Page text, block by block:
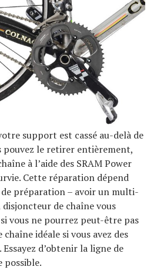
support est cassé au-delà de
le retirer entièrement,
à l’aide des SRAM Power
Cette réparation dépend
de préparation – avoir un multi-
de chaîne vous
vous ne pourrez peut-être pas
idéale si vous avez des
d’obtenir la ligne de
possible.